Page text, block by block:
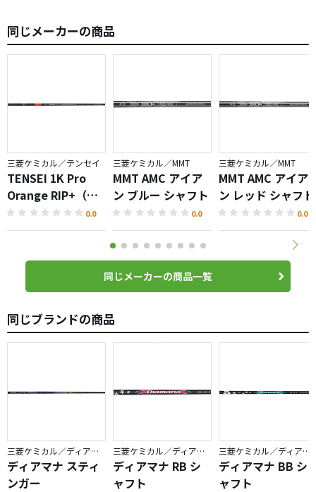
同じメーカーの商品
三菱ケミカル／テンセイ
TENSEI 1K Pro
Orange RIP+（テ
ンセイプロオレン
ジ）シャフト
0.0
三菱ケミカル／MMT
MMT AMC アイア
ン ブルー シャフト
0.0
三菱ケミカル／MMT
MMT AMC アイア
ン レッド シャフト
0.0
同じメーカーの商品一覧
同じブランドの商品
三菱ケミカル／ディアマナ
ディアマナ スティ
ンガー
三菱ケミカル／ディアマナ
ディアマナ RB シ
ャフト
三菱ケミカル／ディアマナ
ディアマナ BB シ
ャフト